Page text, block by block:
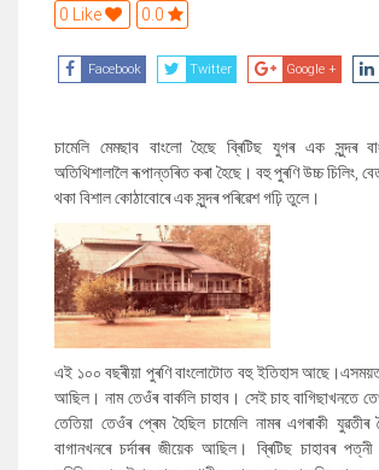
0 Like 0.0
Facebook Twitter Google +
চামেলি মেমছাব বাংলো হৈছে ব্ৰিটিছ যুগৰ এক সুন্দৰ
অতিথিশালালৈ ৰূপান্তৰিত কৰা হৈছে। বহু পুৰণি উচ্চ চিলিং,
থকা বিশাল কোঠাবোৰে এক সুন্দৰ পৰিৱেশ গঢ়ি তুলে।
এই ১০০ বছৰীয়া পুৰণি বাংলোটোত বহু ইতিহাস আছে।এসময়ত
আছিল। নাম তেওঁৰ বাৰ্কলি চাহাব। সেই চাহ বাগিছাখনতে
তেতিয়া তেওঁৰ প্ৰেম হৈছিল চামেলি নামৰ এগৰাকী যুৱতীৰ
বাগানখনৰে চৰ্দাৰৰ জীয়েক আছিল। ব্ৰিটিছ চাহাবৰ পত্নী